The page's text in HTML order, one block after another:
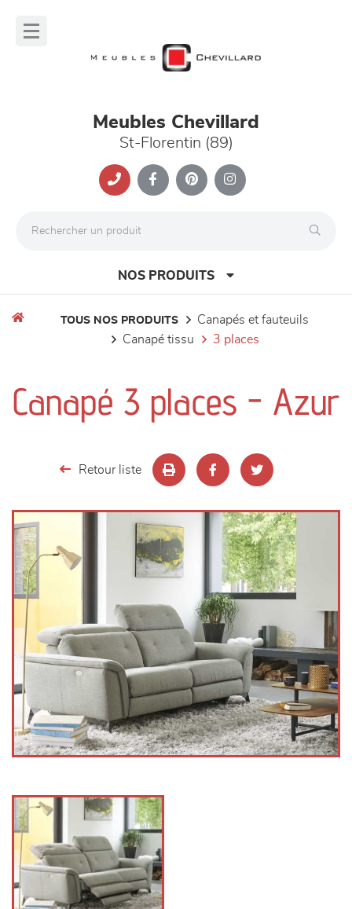
Meubles Chevillard
St-Florentin (89)
NOS PRODUITS
séjours
chambres et dressing
literie
décoration
TOUS NOS PRODUITS
canapés et fauteuils
canapé tissu
3 places
Canapé 3 places - Azur
Retour liste